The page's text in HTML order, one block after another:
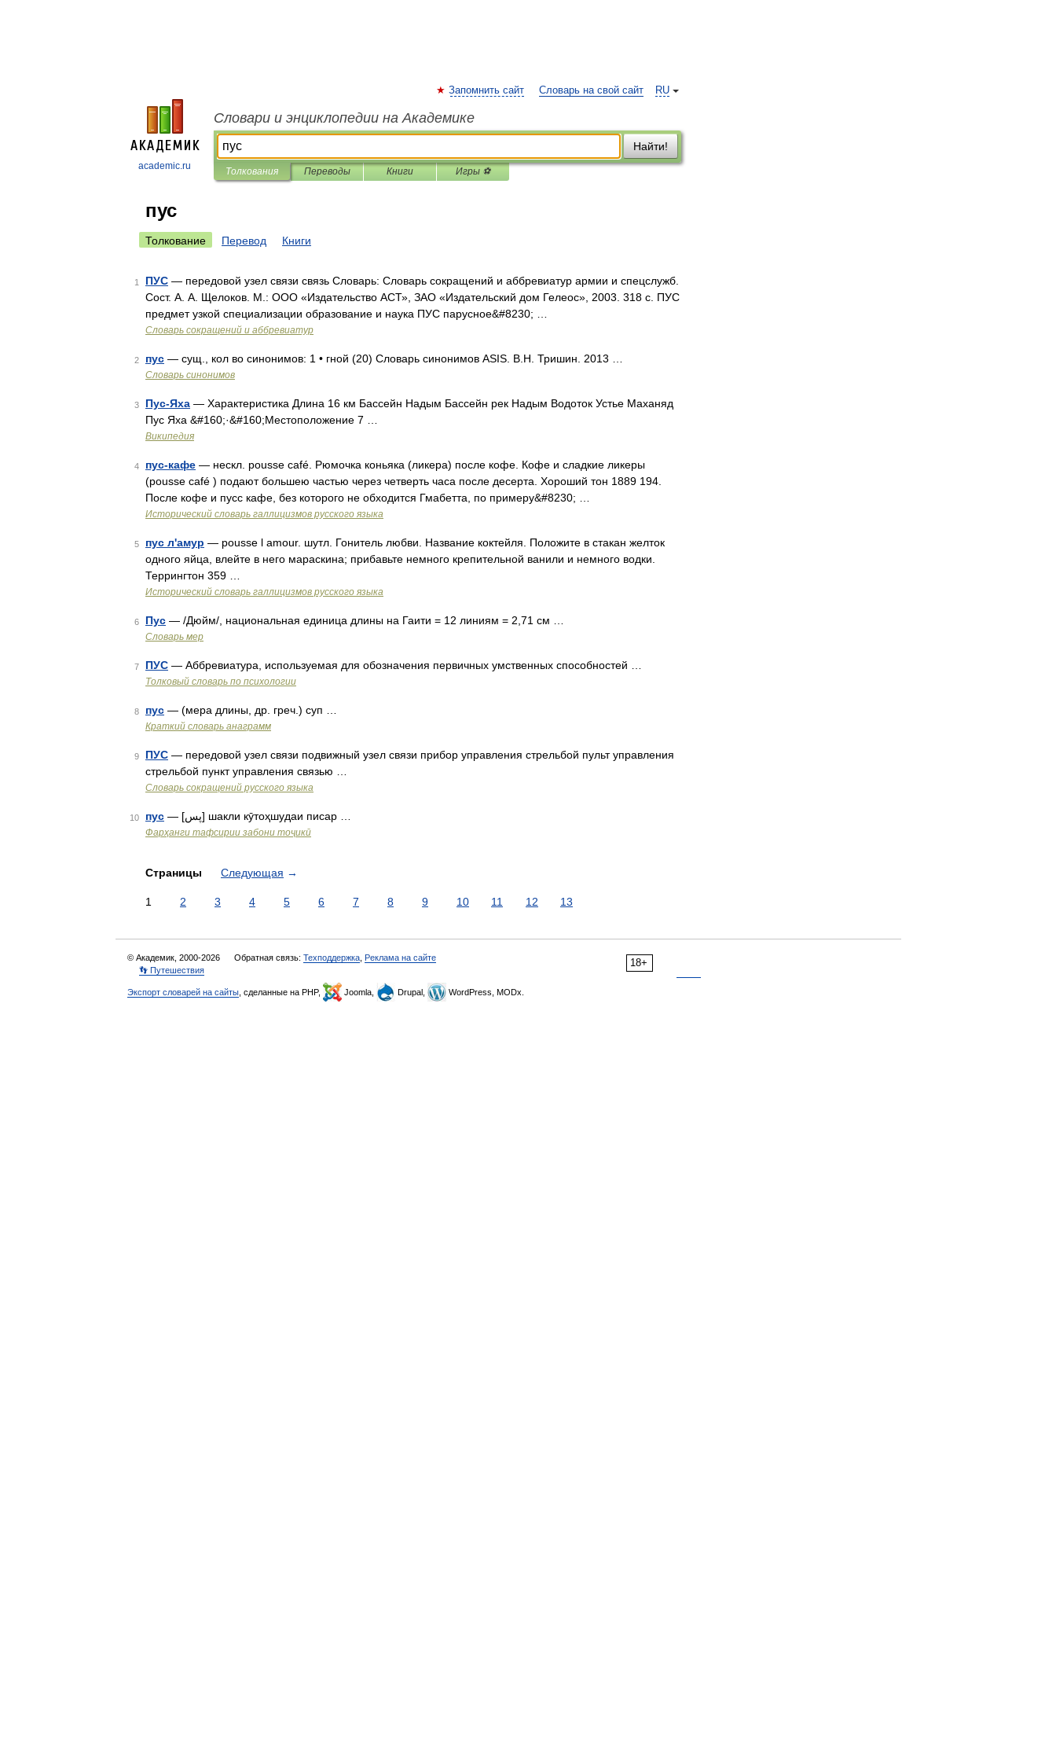
academic.ru
RU
Запомнить сайт Словарь на свой сайт
Словари и энциклопедии на Академике
Найти!
Толкования Переводы Книги Игры ⚽
пус
Толкование Перевод Книги
1 ПУС — передовой узел связи связь Словарь: Словарь сокращений и аббревиатур армии и спецслужб.
Сост. А. А. Щелоков. М.: ООО «Издательство АСТ», ЗАО «Издательский дом Гелеос», 2003. 318 с. ПУС
предмет узкой специализации образование и наука ПУС парусное&#8230; …
Словарь сокращений и аббревиатур
2 пус — сущ., кол во синонимов: 1 • гной (20) Словарь синонимов ASIS. В.Н. Тришин. 2013 …
Словарь синонимов
3 Пус-Яха — Характеристика Длина 16 км Бассейн Надым Бассейн рек Надым Водоток Устье Маханяд
Пус Яха &#160;·&#160;Местоположение 7 …
Википедия
4 пус-кафе — нескл. pousse café. Рюмочка коньяка (ликера) после кофе. Кофе и сладкие ликеры
(pousse café ) подают большею частью через четверть часа после десерта. Хороший тон 1889 194.
После кофе и пусс кафе, без которого не обходится Гмабетта, по примеру&#8230; …
Исторический словарь галлицизмов русского языка
5 пус л'амур — pousse l amour. шутл. Гонитель любви. Название коктейля. Положите в стакан желток
одного яйца, влейте в него мараскина; прибавьте немного крепительной ванили и немного водки.
Террингтон 359 …
Исторический словарь галлицизмов русского языка
6 Пус — /Дюйм/, национальная единица длины на Гаити = 12 линиям = 2,71 см …
Словарь мер
7 ПУС — Аббревиатура, используемая для обозначения первичных умственных способностей …
Толковый словарь по психологии
8 пус — (мера длины, др. греч.) суп …
Краткий словарь анаграмм
9 ПУС — передовой узел связи подвижный узел связи прибор управления стрельбой пульт управления
стрельбой пункт управления связью …
Словарь сокращений русского языка
10 пус — [پس] шакли кӯтоҳшудаи писар …
Фарҳанги тафсирии забони тоҷикӣ
Страницы Следующая →
1 2 3 4 5 6 7 8 9 10 11 12 13
18+
© Академик, 2000-2026 Обратная связь: Техподдержка Реклама на сайте
👣 Путешествия
Экспорт словарей на сайты , сделанные на PHP, Joomla, Drupal, WordPress, MODx.